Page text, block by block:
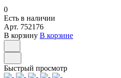
0
Есть в наличии
Арт. 752176
В корзину В корзине
Быстрый просмотр